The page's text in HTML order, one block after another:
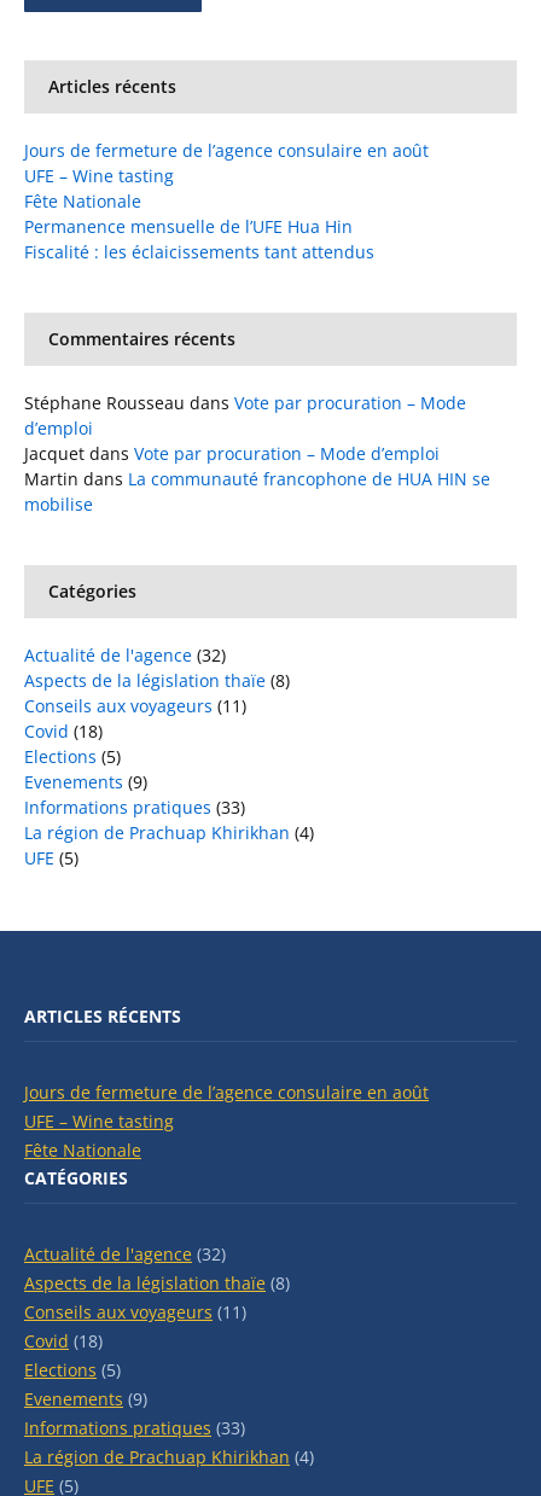
Articles récents
Jours de fermeture de l’agence consulaire en août
UFE – Wine tasting
Fête Nationale
Permanence mensuelle de l’UFE Hua Hin
Fiscalité : les éclaicissements tant attendus
Commentaires récents
Stéphane Rousseau dans Vote par procuration – Mode
d’emploi
Jacquet dans Vote par procuration – Mode d’emploi
Martin dans La communauté francophone de HUA HIN se
mobilise
Catégories
Actualité de l'agence (32)
Aspects de la législation thaïe (8)
Conseils aux voyageurs (11)
Covid (18)
Elections (5)
Evenements (9)
Informations pratiques (33)
La région de Prachuap Khirikhan (4)
UFE (5)
ARTICLES RÉCENTS
Jours de fermeture de l’agence consulaire en août
UFE – Wine tasting
Fête Nationale
CATÉGORIES
Actualité de l'agence (32)
Aspects de la législation thaïe (8)
Conseils aux voyageurs (11)
Covid (18)
Elections (5)
Evenements (9)
Informations pratiques (33)
La région de Prachuap Khirikhan (4)
UFE (5)